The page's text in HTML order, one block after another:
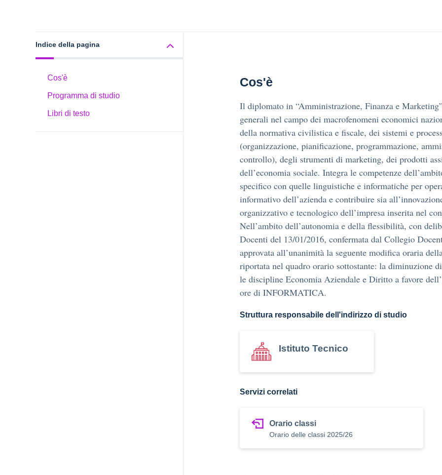
Indice della pagina
Cos'è
Programma di studio
Libri di testo
Cos'è
Il diplomato in “Amministrazione, Finanza e
generali nel campo dei macrofenomeni economici
della normativa civilistica e fiscale, dei sistemi e
(organizzazione, pianificazione, programmazione,
controllo), degli strumenti di marketing, dei prodotti
dell’economia sociale. Integra le competenze
specifico con quelle linguistiche e informatiche per
informativo dell’azienda e contribuire sia
organizzativo e tecnologico dell’impresa inserita nel
Nell’ambito dell’autonomia e della flessibilità, con
Docenti del 13/01/2016, confermata dal Collegio
approvata all’unanimità la seguente modifica oraria
riportata nel quadro orario sottostante: la diminuzione
le discipline Economia Aziendale e Diritto a favore
ore di INFORMATICA.
Struttura responsabile dell'indirizzo di studio
Istituto Tecnico
Servizi correlati
Orario classi
Orario delle classi 2025/26